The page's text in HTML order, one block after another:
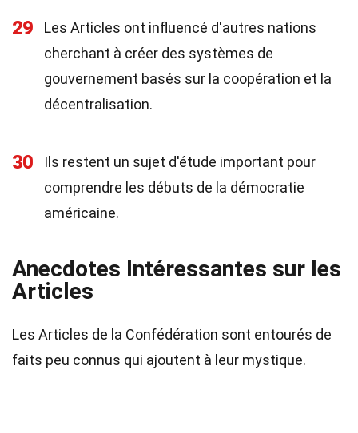
29
Les Articles ont influencé d'autres nations
cherchant à créer des systèmes de
gouvernement basés sur la coopération et la
décentralisation.
30
Ils restent un sujet d'étude important pour
comprendre les débuts de la démocratie
américaine.
Anecdotes Intéressantes sur les
Articles
Les Articles de la Confédération sont entourés de
faits peu connus qui ajoutent à leur mystique.